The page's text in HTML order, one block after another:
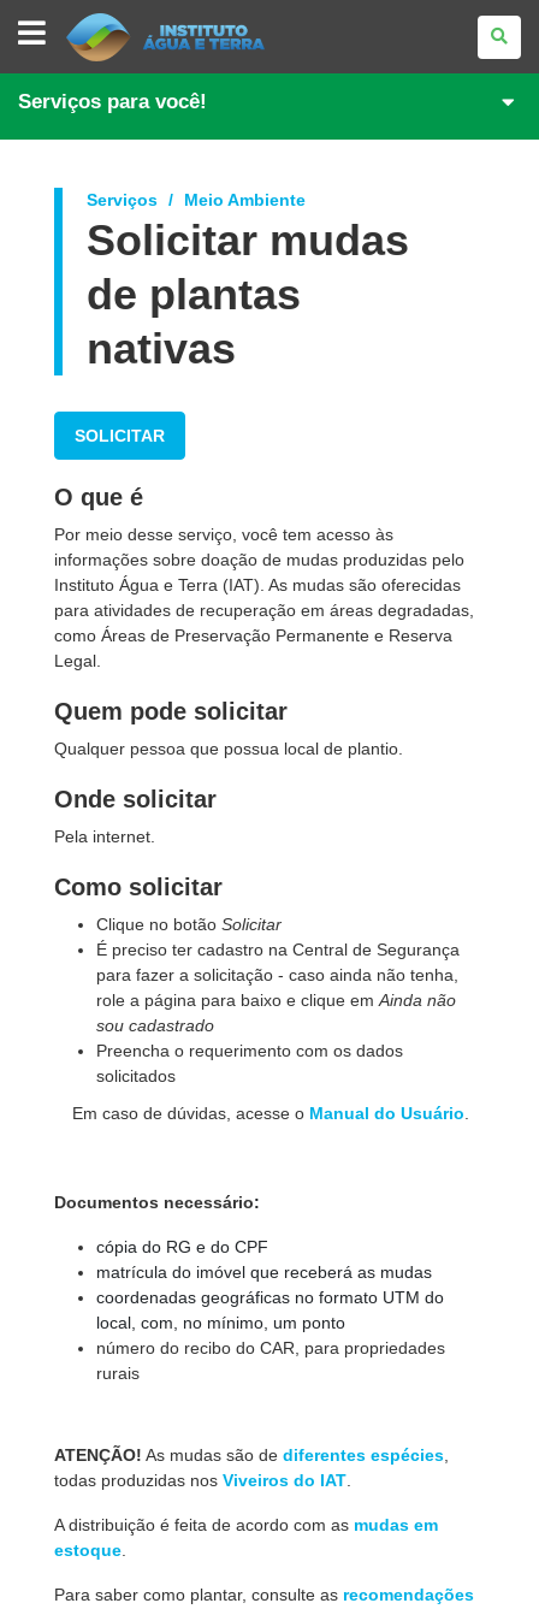
INSTITUTO
ÁGUA
E
TERRA
Serviços para você!
Serviços Meio Ambiente
Solicitar mudas
de plantas
nativas
SOLICITAR
O que é
Por meio desse serviço, você tem acesso às
informações sobre doação de mudas produzidas pelo
Instituto Água e Terra (IAT). As mudas são oferecidas
para atividades de recuperação em áreas degradadas,
como Áreas de Preservação Permanente e Reserva
Legal.
Quem pode solicitar
Qualquer pessoa que possua local de plantio.
Onde solicitar
Pela internet.
Como solicitar
Clique no botão Solicitar
É preciso ter cadastro na Central de Segurança
para fazer a solicitação - caso ainda não tenha,
role a página para baixo e clique em Ainda não
sou cadastrado
Preencha o requerimento com os dados
solicitados
Em caso de dúvidas, acesse o Manual do Usuário
Documentos necessário:
cópia do RG e do CPF
matrícula do imóvel que receberá as mudas
coordenadas geográficas no formato UTM do
local, com, no mínimo, um ponto
número do recibo do CAR, para propriedades
rurais
ATENÇÃO! As mudas são de diferentes espécies
todas produzidas nos Viveiros do IAT
A distribuição é feita de acordo com as mudas em
estoque
Para saber como plantar, consulte as recomendações